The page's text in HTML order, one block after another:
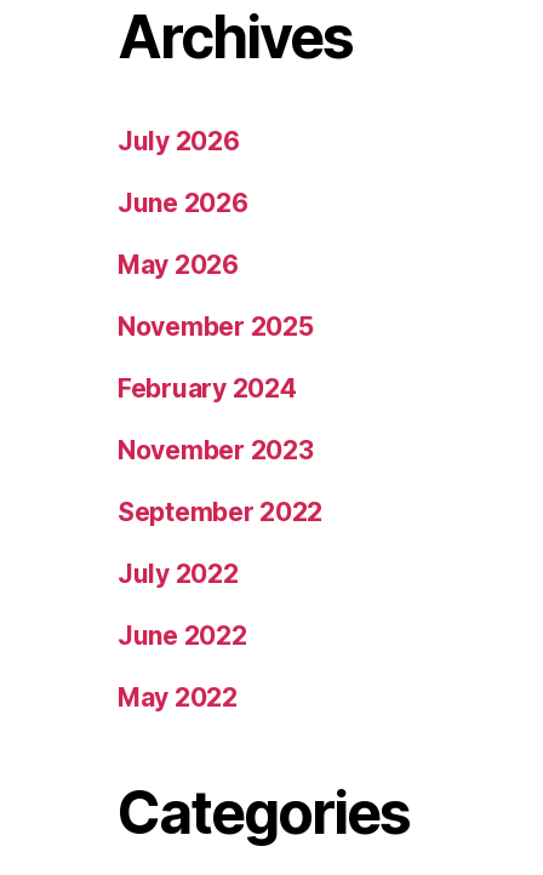
Archives
July 2026
June 2026
May 2026
November 2025
February 2024
November 2023
September 2022
July 2022
June 2022
May 2022
Categories